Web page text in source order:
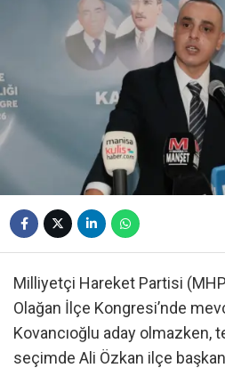
Milliyetçi Hareket Partisi
Olağan İlçe Kongresi’nde
Kovancıoğlu aday olmazken,
seçimde Ali Özkan ilçe